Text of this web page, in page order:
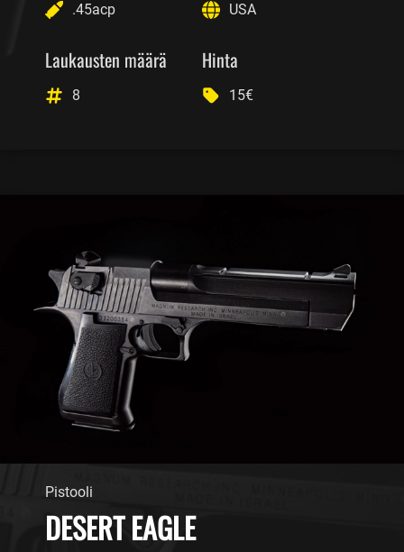
.45acp USA
Laukausten määrä
8
Hinta
15€
Pistooli
DESERT EAGLE